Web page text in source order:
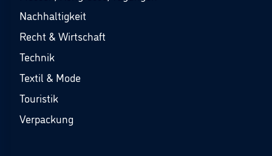
Nachhaltigkeit
Recht & Wirtschaft
Technik
Textil & Mode
Touristik
Verpackung